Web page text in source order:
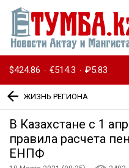
$424.86 · €514.3 · ₽5.83
ЖИЗНЬ РЕГИОНА
В Казахстане с 1
правила расчета
ЕНПФ